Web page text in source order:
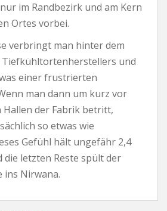
im Randbezirk und am Kern
Ortes vorbei.
verbringt man hinter dem
Tiefkühltortenherstellers und
einer frustrierten
man dann um kurz vor
Hallen der Fabrik betritt,
so etwas wie
Gefühl hält ungefähr 2,4
die letzten Reste spült der
ins Nirwana.